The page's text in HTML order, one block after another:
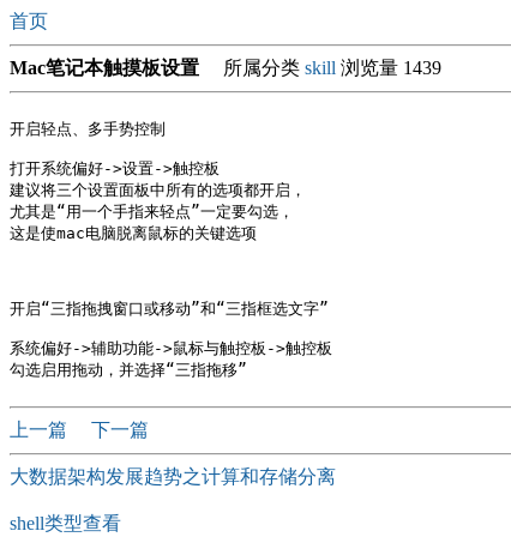
首页
Mac笔记本触摸板设置 所属分类 skill 浏览量 1439
开启轻点、多手势控制
打开系统偏好->设置->触控板
建议将三个设置面板中所有的选项都开启，
尤其是“用一个手指来轻点”一定要勾选，
这是使mac电脑脱离鼠标的关键选项
开启“三指拖拽窗口或移动”和“三指框选文字”
系统偏好->辅助功能->鼠标与触控板->触控板
上一篇 下一篇
大数据架构发展趋势之计算和存储分离
shell类型查看